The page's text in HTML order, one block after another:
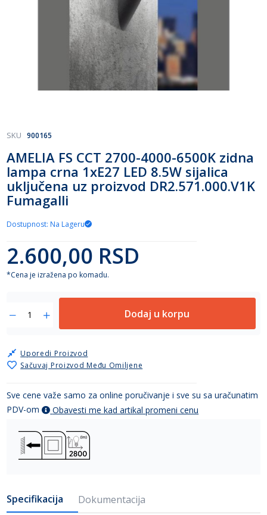
Skip
the
beginning
of
the
images
AMELIA FS CCT 2700-4000-6500K zidna
lampa crna 1xE27 LED 8.5W sijalica
uključena uz proizvod DR2.571.000.V1K
Fumagalli
SKU 900165
Dostupnost: Na Lageru
2.600,00 RSD
*Cena je izražena po komadu.
Dodaj u korpu
Sačuvaj Proizvod Među Omiljene
Uporedi Proizvod
Sve cene važe samo za online poručivanje i sve su sa uračunatim
PDV-om
Obavesti me kad artikal promeni cenu
Specifikacija Dokumentacija